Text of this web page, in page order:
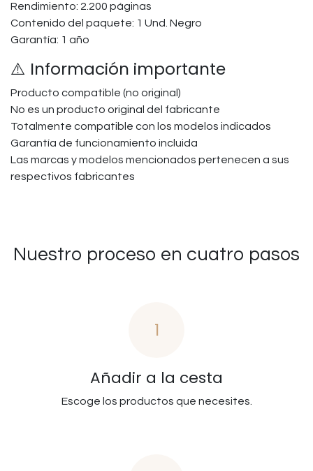
Rendimiento: 2.200 páginas
Contenido del paquete: 1 Und. Negro
Garantía: 1 año
⚠️ Información importante
Producto compatible (no original)
No es un producto original del fabricante
Totalmente compatible con los modelos indicados
Garantía de funcionamiento incluida
Las marcas y modelos mencionados pertenecen a sus
respectivos fabricantes
Nuestro proceso en cuatro pasos
1
Añadir a la cesta
Escoge los productos que necesites.